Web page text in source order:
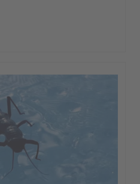
is en een
uit 1962.